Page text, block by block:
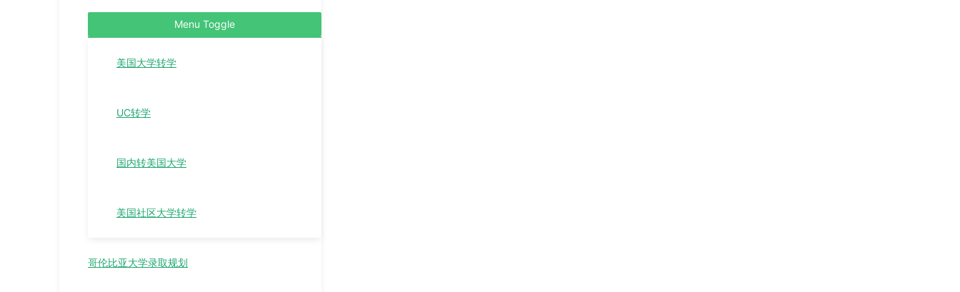
Menu Toggle
美国大学转学
UC转学
国内转美国大学
美国社区大学转学
哥伦比亚大学录取规划